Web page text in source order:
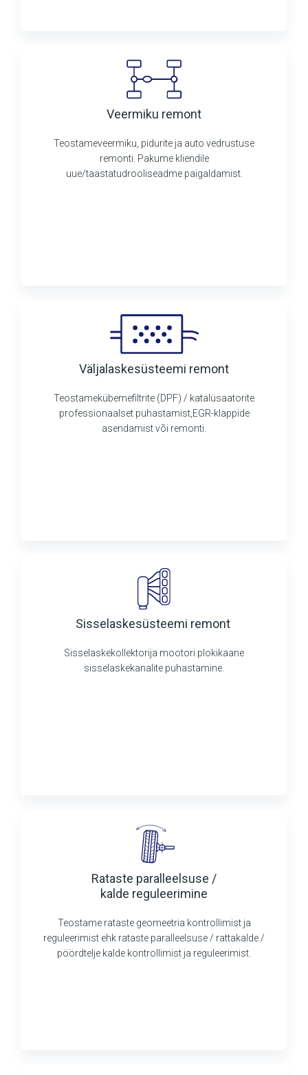
Veermiku remont
Teostameveermiku, pidurite ja auto vedrustuse
remonti. Pakume kliendile
uue/taastatudrooliseadme paigaldamist.
Väljalaskesüsteemi remont
Teostamekübemefiltrite (DPF) / katalüsaatorite
professionaalset puhastamist,EGR-klappide
asendamist või remonti.
Sisselaskesüsteemi remont
Sisselaskekollektorija mootori plokikaane
sisselaskekanalite puhastamine.
Rataste paralleelsuse /
kalde reguleerimine
Teostame rataste geomeetria kontrollimist ja
reguleerimist ehk rataste paralleelsuse / rattakalde /
pöördtelje kalde kontrollimist ja reguleerimist.